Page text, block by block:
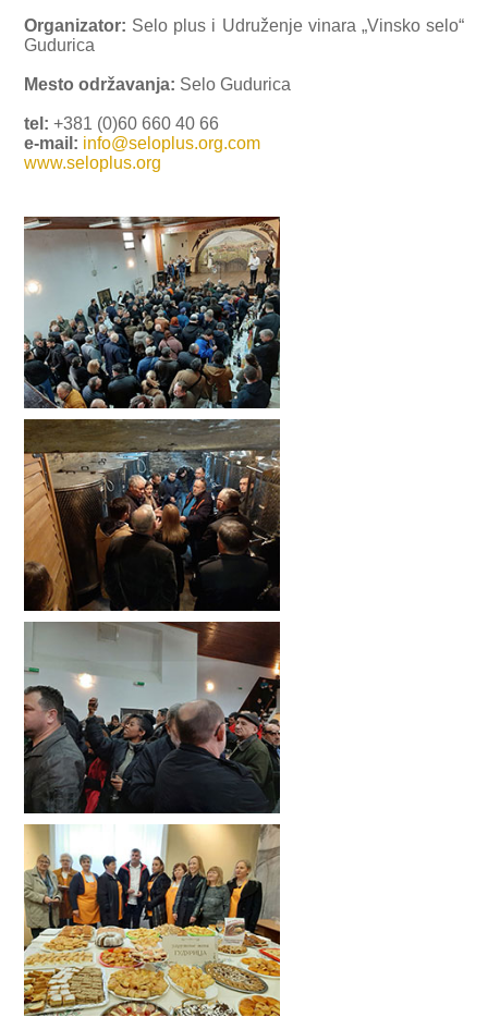
Organizator: Selo plus i Udruženje vinara „Vinsko selo“
Gudurica
Mesto održavanja: Selo Gudurica
tel:+381 (0)60 660 40 66
e-mail: info@seloplus.org.com
www.seloplus.org